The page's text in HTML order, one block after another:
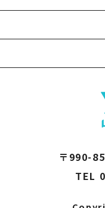
YTS山
山形テレ
情報
視聴デ
〒990-
TEL